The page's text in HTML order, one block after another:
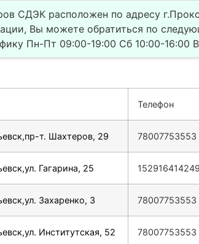
СДЭК расположен по адресу
Вы можете обратиться по
Пн-Пт 09:00-19:00 Сб 10:00-16:00
Телефон
т. Шахтеров, 29 78007753553
Гагарина, 25 152916414249
Захаренко, 3 78007753553
Институтская, 52 78007753553